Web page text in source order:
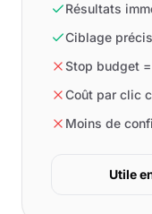
Résultats
Ciblage précis
Stop budget
Coût par clic
Moins de
Utile